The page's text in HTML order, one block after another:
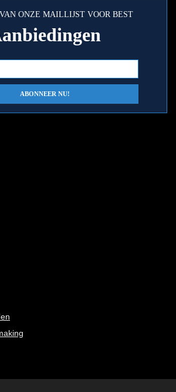
ONZE MAILLIJST VOOR BEST